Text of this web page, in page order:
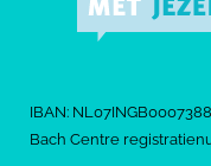
IBAN:
Bach Centre